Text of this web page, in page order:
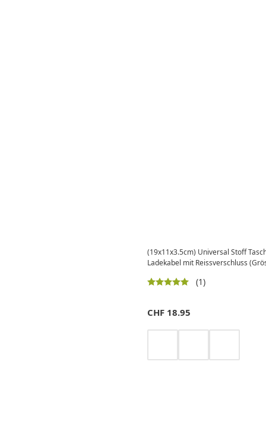
(19x11x3.5cm) Universal Stoff
Ladekabel mit Reissverschluss
(1)
CHF 18.95